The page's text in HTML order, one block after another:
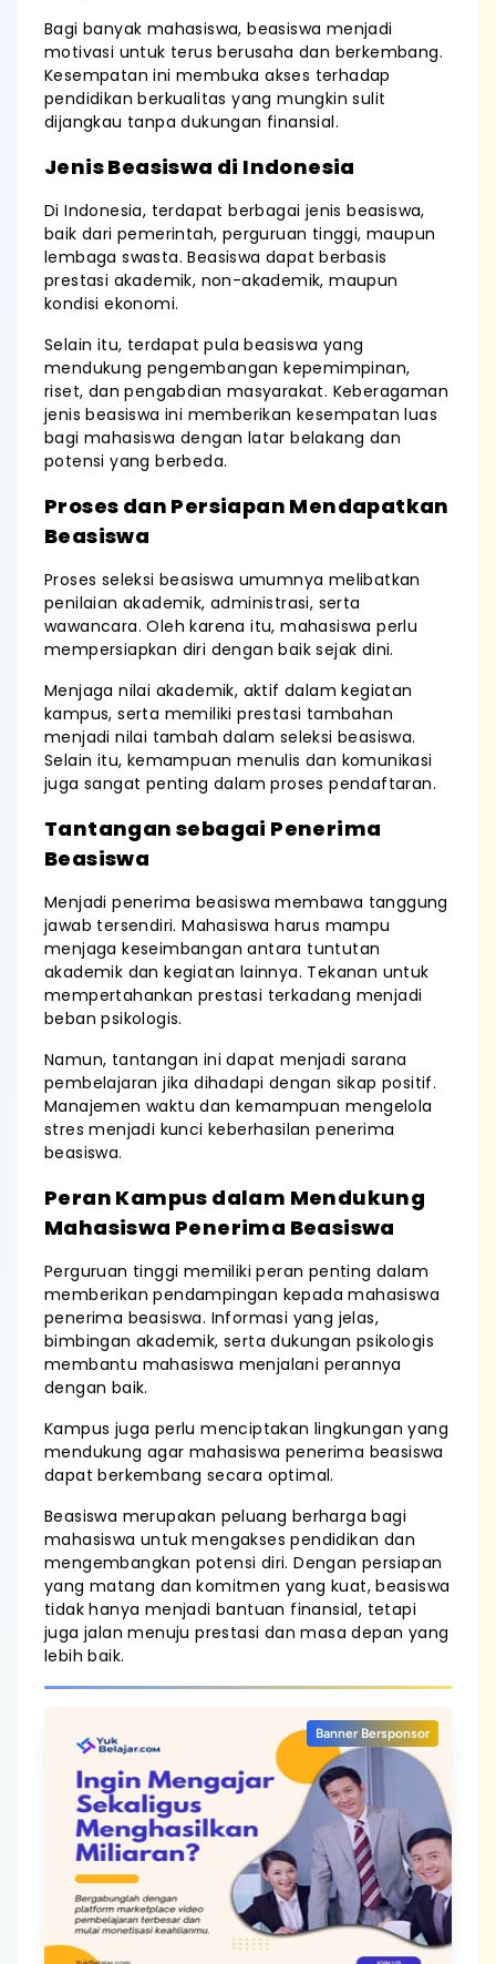
Bagi banyak mahasiswa, beasiswa menjadi
motivasi untuk terus berusaha dan berkembang.
Kesempatan ini membuka akses terhadap
pendidikan berkualitas yang mungkin sulit
dijangkau tanpa dukungan finansial.
Jenis Beasiswa di Indonesia
Di Indonesia, terdapat berbagai jenis beasiswa,
baik dari pemerintah, perguruan tinggi, maupun
lembaga swasta. Beasiswa dapat berbasis
prestasi akademik, non-akademik, maupun
kondisi ekonomi.
Selain itu, terdapat pula beasiswa yang
mendukung pengembangan kepemimpinan,
riset, dan pengabdian masyarakat. Keberagaman
jenis beasiswa ini memberikan kesempatan luas
bagi mahasiswa dengan latar belakang dan
potensi yang berbeda.
Proses dan Persiapan Mendapatkan
Beasiswa
Proses seleksi beasiswa umumnya melibatkan
penilaian akademik, administrasi, serta
wawancara. Oleh karena itu, mahasiswa perlu
mempersiapkan diri dengan baik sejak dini.
Menjaga nilai akademik, aktif dalam kegiatan
kampus, serta memiliki prestasi tambahan
menjadi nilai tambah dalam seleksi beasiswa.
Selain itu, kemampuan menulis dan komunikasi
juga sangat penting dalam proses pendaftaran.
Tantangan sebagai Penerima
Beasiswa
Menjadi penerima beasiswa membawa tanggung
jawab tersendiri. Mahasiswa harus mampu
menjaga keseimbangan antara tuntutan
akademik dan kegiatan lainnya. Tekanan untuk
mempertahankan prestasi terkadang menjadi
beban psikologis.
Namun, tantangan ini dapat menjadi sarana
pembelajaran jika dihadapi dengan sikap positif.
Manajemen waktu dan kemampuan mengelola
stres menjadi kunci keberhasilan penerima
beasiswa.
Peran Kampus dalam Mendukung
Mahasiswa Penerima Beasiswa
Perguruan tinggi memiliki peran penting dalam
memberikan pendampingan kepada mahasiswa
penerima beasiswa. Informasi yang jelas,
bimbingan akademik, serta dukungan psikologis
membantu mahasiswa menjalani perannya
dengan baik.
Kampus juga perlu menciptakan lingkungan yang
mendukung agar mahasiswa penerima beasiswa
dapat berkembang secara optimal.
Beasiswa merupakan peluang berharga bagi
mahasiswa untuk mengakses pendidikan dan
mengembangkan potensi diri. Dengan persiapan
yang matang dan komitmen yang kuat, beasiswa
tidak hanya menjadi bantuan finansial, tetapi
juga jalan menuju prestasi dan masa depan yang
lebih baik.
Banner Bersponsor